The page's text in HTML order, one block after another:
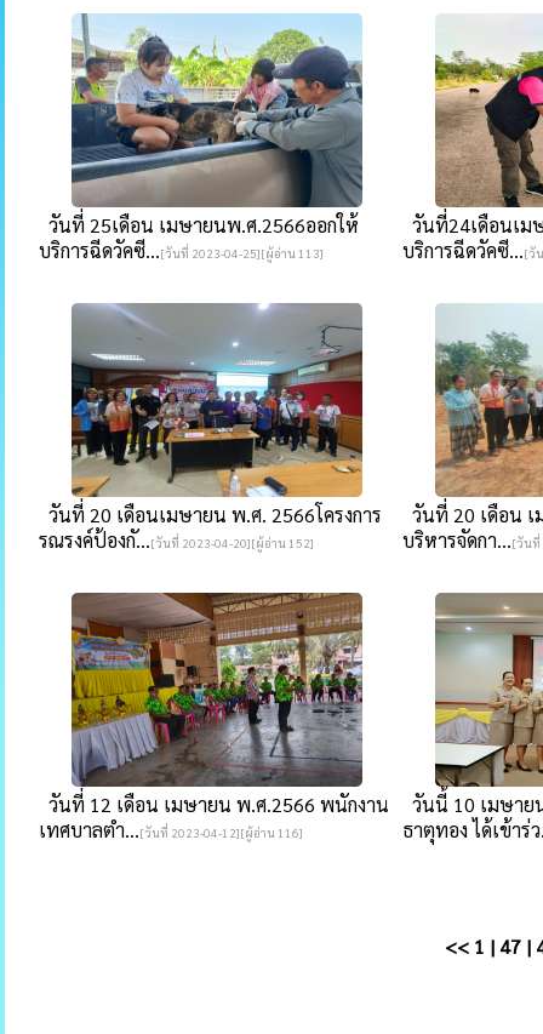
วันที่ 25เดือน เมษายนพ.ศ.2566ออกให้
บริการฉีดวัคซี...[วันที่ 2023-04-25][ผู้อ่าน 113]
วันที่24เดือนเม
บริการฉีดวัคซี...[วั
วันที่ 20 เดือนเมษายน พ.ศ. 2566โครงการ
รณรงค์ป้องกั...[วันที่ 2023-04-20][ผู้อ่าน 152]
วันที่ 20 เดือน เ
บริหารจัดกา...[วันที่
วันที่ 12 เดือน เมษายน พ.ศ.2566 พนักงาน
เทศบาลตำ...[วันที่ 2023-04-12][ผู้อ่าน 116]
วันนี้ 10 เมษาย
ธาตุทอง ได้เข้าร่
<< 1 | 47 |